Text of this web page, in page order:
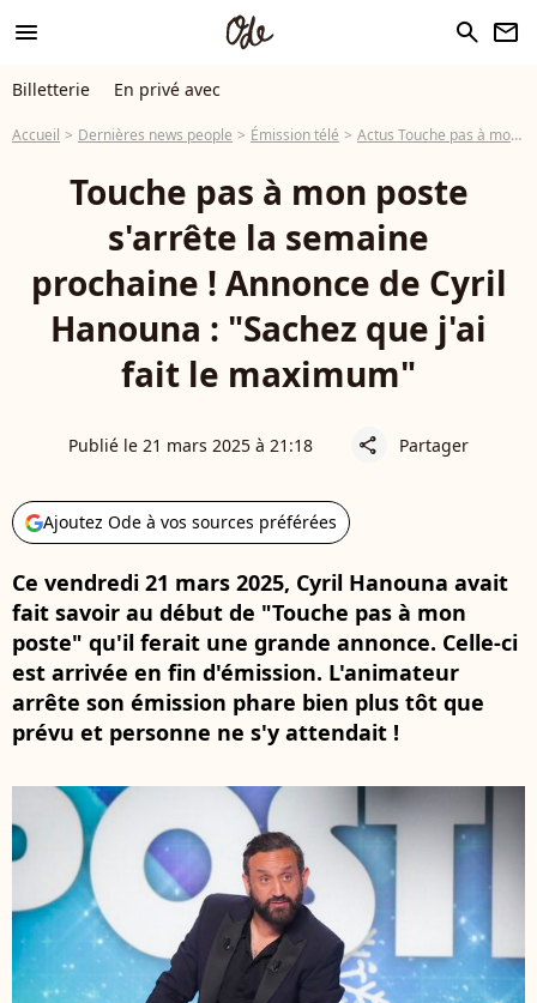
menu search newsletter
Billetterie En privé avec
Accueil Dernières news people Émission télé Actus Touche pas à mon poste
Touche pas à mon poste
s'arrête la semaine
prochaine ! Annonce de Cyril
Hanouna : "Sachez que j'ai
fait le maximum"
Publié le 21 mars 2025 à 21:18 share Partager
Ajoutez Ode à vos sources préférées
Ce vendredi 21 mars 2025, Cyril Hanouna avait
fait savoir au début de "Touche pas à mon
poste" qu'il ferait une grande annonce. Celle-ci
est arrivée en fin d'émission. L'animateur
arrête son émission phare bien plus tôt que
prévu et personne ne s'y attendait !